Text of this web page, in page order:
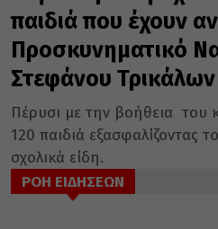
παιδιά που έχουν
Προσκυνηματικό
Στεφάνου Τρικάλων
Πέρυσι με την βοήθεια του
120 παιδιά εξασφαλίζοντας
σχολικά είδη.
ΡΟΗ ΕΙΔΗΣΕΩΝ